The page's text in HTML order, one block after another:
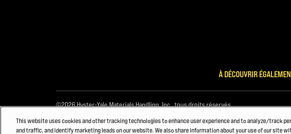
À DÉCOUVRIR
©2026 Hyster-Yale Materials Handling, Inc., tous droits réservés.
This website uses cookies and other tracking technologies to enhance user experience and to analyze/track
and traffic, and identify marketing leads on our website. We also share information about your use of our site